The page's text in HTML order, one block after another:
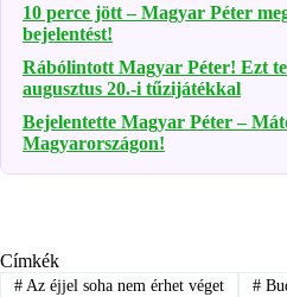
10 perce jött – Magyar Péter
bejelentést!
Rábólintott Magyar Péter! Ezt
augusztus 20.-i tűzijátékkal
Bejelentette Magyar Péter –
Magyarországon!
Címkék
#Az éjjel soha nem érhet véget #